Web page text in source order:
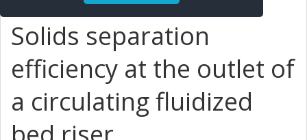
Solids separation
efficiency at the outlet of
a circulating fluidized